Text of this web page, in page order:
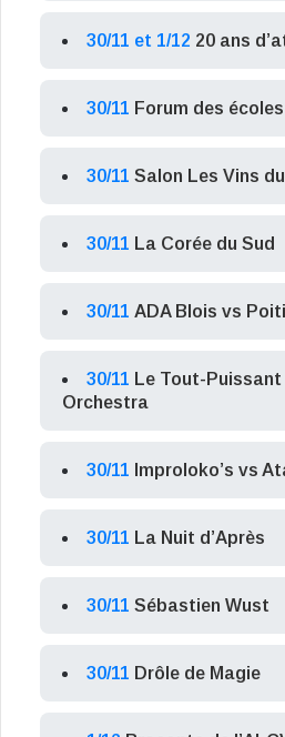
30/11 et 1/12 20 ans
30/11 Forum des
30/11 Salon Les Vins
30/11 La Corée du Sud
30/11 ADA Blois vs
30/11 Le Tout-Puissant
Orchestra
30/11 Improloko’s vs
30/11 La Nuit d’Après
30/11 Sébastien Wust
30/11 Drôle de Magie